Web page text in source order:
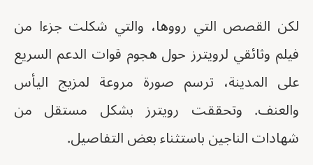
لكن القصص التي رووها، والتي شكلت جزءا من
فيلم وثائقي لرويترز حول هجوم قوات الدعم السريع
على المدينة، ترسم صورة مروعة لمزيج اليأس
والعنف. وتحققت رويترز بشكل مستقل من
شهادات الناجين باستثناء بعض التفاصيل.